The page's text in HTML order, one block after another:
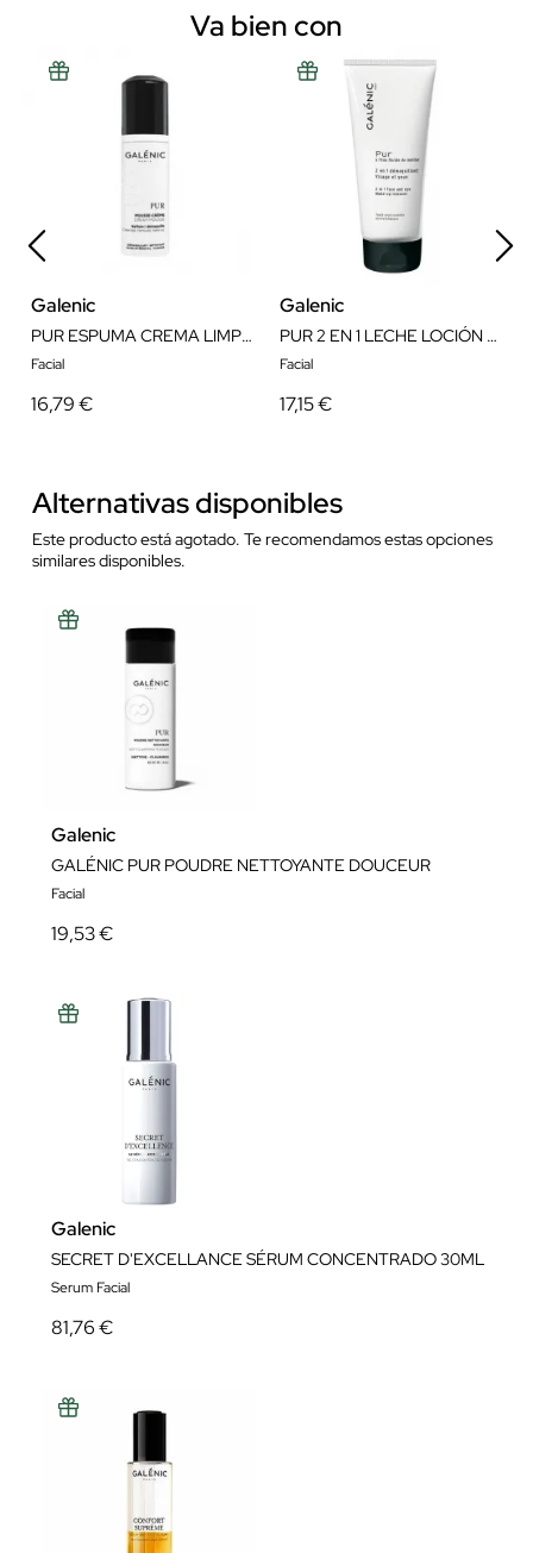
Va bien con
Galenic
PUR ESPUMA CREMA LIMPIADORA 2 EN 150ML
Facial
16,79 €
Galenic
PUR 2 EN 1 LECHE LOCIÓN DESMAQUILLANTE ROSTRO Y OJOS 200ML
Facial
17,15 €
Alternativas disponibles
Este producto está agotado. Te recomendamos estas opciones
similares disponibles.
Galenic
GALÉNIC PUR POUDRE NETTOYANTE DOUCEUR
Facial
19,53 €
Galenic
SECRET D'EXCELLANCE SÉRUM CONCENTRADO 30ML
Serum Facial
81,76 €